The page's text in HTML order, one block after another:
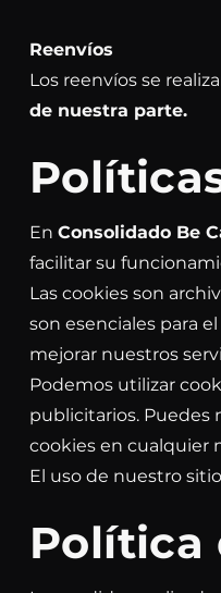
Reenvíos
Los reenvíos se
de nuestra parte.
En Consolidado Be
facilitar su
Las cookies son
son esenciales para
mejorar nuestros
Podemos utilizar
publicitarios. Puedes
cookies en cualquier
El uso de nuestro
Política